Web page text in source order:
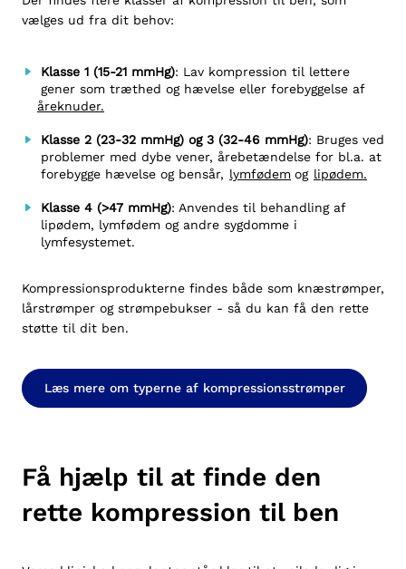
vælges ud fra dit behov:
Klasse 1 (15-21 mmHg): Lav kompression til lettere
gener som træthed og hævelse eller forebyggelse af
åreknuder.
Klasse 2 (23-32 mmHg) og 3 (32-46 mmHg): Bruges ved
problemer med dybe vener, årebetændelse for bl.a. at
forebygge hævelse og bensår,lymfødem oglipødem.
Klasse 4 (>47 mmHg): Anvendes til behandling af
lipødem, lymfødem og andre sygdomme i
lymfesystemet.
Kompressionsprodukterne findes både som knæstrømper,
lårstrømper og strømpebukser - så du kan få den rette
støtte til dit ben.
Læs mere om typerne af kompressionsstrømper
Få hjælp til at finde den
rette kompression til ben